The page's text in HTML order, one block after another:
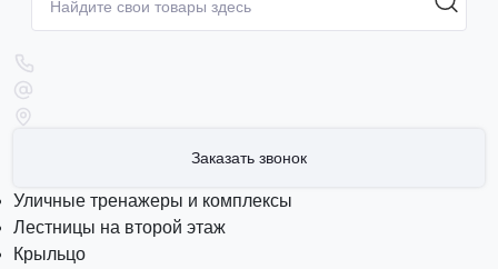
Заказать звонок
Уличные тренажеры и комплексы
Лестницы на второй этаж
Крыльцо